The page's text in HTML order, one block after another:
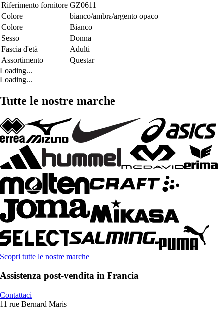
Riferimento fornitore GZ0611
Colore
bianco/ambra/argento opaco
Colore
Bianco
Sesso
Donna
Fascia d'età
Adulti
Assortimento
Questar
Loading...
Loading...
Tutte le nostre marche
Scopri tutte le nostre marche
Assistenza post-vendita in Francia
Contattaci
11 rue Bernard Maris